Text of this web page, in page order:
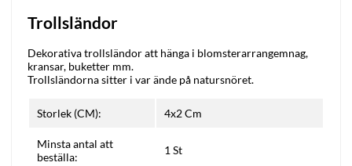
Trollsländor
Dekorativa trollsländor att hänga i blomsterarrangemnag,
kransar, buketter mm.
Trollsländorna sitter i var ände på natursnöret.
Storlek (CM): 4x2 Cm
Minsta antal att
beställa:
1 St